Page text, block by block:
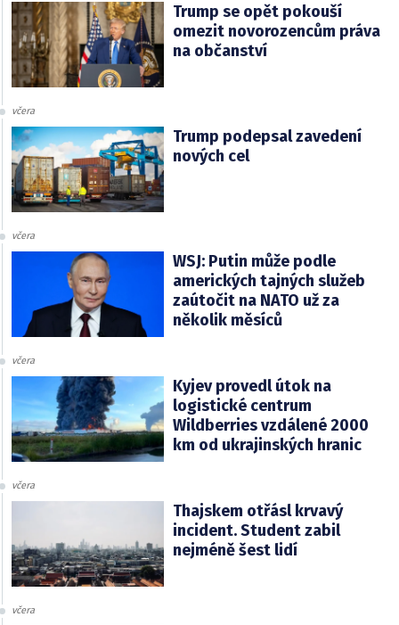
Trump se opět pokouší
omezit novorozencům práva
na občanství
včera
Trump podepsal zavedení
nových cel
včera
WSJ: Putin může podle
amerických tajných služeb
zaútočit na NATO už za
několik měsíců
včera
Kyjev provedl útok na
logistické centrum
Wildberries vzdálené 2000
km od ukrajinských hranic
včera
Thajskem otřásl krvavý
incident. Student zabil
nejméně šest lidí
včera